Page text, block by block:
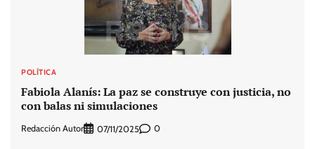
POLÍTICA
Fabiola Alanís: La paz se construye con justicia, no
con balas ni simulaciones
Redacción Autor 07/11/2025 0